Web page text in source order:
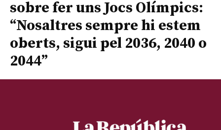
sobre fer uns Jocs Olímpics:
“Nosaltres sempre hi estem
oberts, sigui pel 2036, 2040 o
2044”